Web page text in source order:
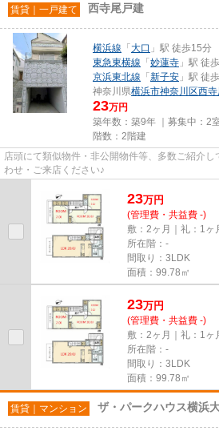
賃貸｜一戸建て 西寺尾戸建
横浜線 「 大口 」駅 徒歩15分
東急東横線 「 妙蓮寺 」駅 徒
京浜東北線 「 新子安 」駅 徒
神奈川県横浜市神奈川区西
23万円
築年数：築9年 ｜募集中： 2
階数：2階建
店頭にて類似物件・非公開物件等、多数ご紹介
わせ・ご来店ください♪
23万円
(管理費・共益費 -)
敷：2ヶ月｜礼：1ヶ
所在階：-
間取り：3LDK
面積：99.78㎡
23万円
(管理費・共益費 -)
敷：2ヶ月｜礼：1ヶ
所在階：-
間取り：3LDK
面積：99.78㎡
賃貸｜マンション ザ・パークハウス横浜